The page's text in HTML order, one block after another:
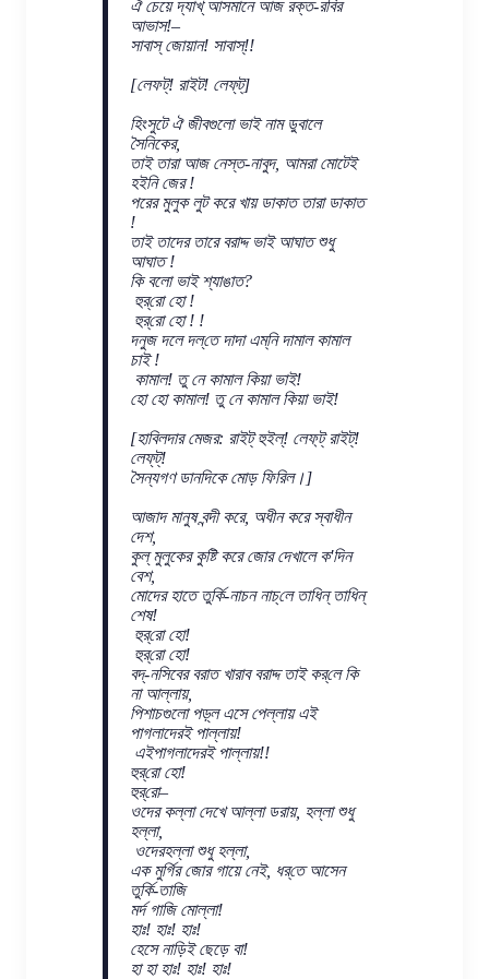
ঐ চেয়ে দ্যাখ্ আসমানে আজ রক্ত-রবির
আভাস!–
সাবাস্ জোয়ান! সাবাস্!!
[লেফট্! রাইট! লেফ্‌ট্]
হিংসুটে ঐ জীবগুলো ভাই নাম ডুবালে
সৈনিকের,
তাই তারা আজ নেস্ত-নাবুদ, আমরা মোটেই
হইনি জের !
পরের মুলুক লুট করে খায় ডাকাত তারা ডাকাত
!
তাই তাদের তারে বরাদ্দ ভাই আঘাত শুধু
আঘাত !
কি বলো ভাই শ্যাঙাত?
হুর্‌রো হো !
হুর্‌রো হো ! !
দনুজ দলে দল্‌তে দাদা এম্‌নি দামাল কামাল
চাই !
কামাল! তু নে কামাল কিয়া ভাই!
হো হো কামাল! তু নে কামাল কিয়া ভাই!
[হাবিলদার মেজর: রাইট্ হুইল্! লেফ‌্ট্ রাইট্!
লেফ্‌ট্!
সৈন্যগণ ডানদিকে মোড় ফিরিল।]
আজাদ মানুষ বন্দী করে, অধীন করে স্বাধীন
দেশ,
কুল্ মুলুকের কুষ্টি করে জোর দেখালে ক'দিন
বেশ,
মোদের হাতে তুর্কি-নাচন নাচ্‌লে তাধিন্ তাধিন্
শেষ!
হুর্‌রো হো!
হুর্‌রো হো!
বদ্‌-নসিবের বরাত খারাব বরাদ্দ তাই কর্‌লে কি
না আল্লায়,
পিশাচগুলো পড়্‌ল এসে পেল্লায় এই
পাগলাদেরই পাল্লায়!
এইপাগলাদেরই পাল্লায়!!
হুর্‌রো হো!
হুর্‌রো–
ওদের কল্লা দেখে আল্লা ডরায়, হল্লা শুধু
হল্লা,
ওদেরহল্লা শুধু হল্লা,
এক মুর্গির জোর গায়ে নেই, ধর্‌তে আসেন
তুর্কি-তাজি
মর্দ গাজি মোল্লা!
হাঃ! হাঃ! হাঃ!
হেসে নাড়িই ছেড়ে বা!
হা হা হাঃ! হাঃ! হাঃ!